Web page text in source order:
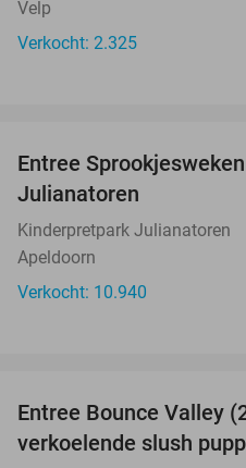
Velp
Verkocht: 2.325
Entree
Julianatoren
Kinderpretpark Julianatoren
Apeldoorn
Verkocht: 10.940
Entree Bounce Valley
verkoelende slush